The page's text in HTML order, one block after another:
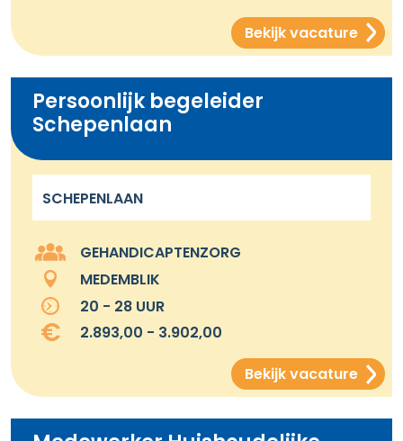
Bekijk vacature
Persoonlijk begeleider
Schepenlaan
SCHEPENLAAN
GEHANDICAPTENZORG
MEDEMBLIK
20 - 28 UUR
2.893,00 - 3.902,00
Bekijk vacature